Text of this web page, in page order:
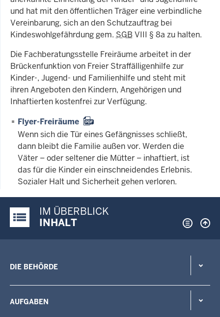
und hat mit den öffentlichen Träger eine verbindliche
Vereinbarung, sich an den Schutzauftrag bei
Kindeswohlgefährdung gem. SGB VIII § 8a zu halten.
Die Fachberatungsstelle Freiräume arbeitet in der
Brückenfunktion von Freier Straffälligenhilfe zur
Kinder-, Jugend- und Familienhilfe und steht mit
ihren Angeboten den Kindern, Angehörigen und
Inhaftierten kostenfrei zur Verfügung.
Flyer-Freiräume
Wenn sich die Tür eines Gefängnisses schließt,
dann bleibt die Familie außen vor. Werden die
Väter – oder seltener die Mütter – inhaftiert, ist
das für die Kinder ein einschneidendes Erlebnis.
Sozialer Halt und Sicherheit gehen verloren.
Justiz-Portal im Überblick:
IM ÜBERBLICK
INHALT
DIE BEHÖRDE
AUFGABEN